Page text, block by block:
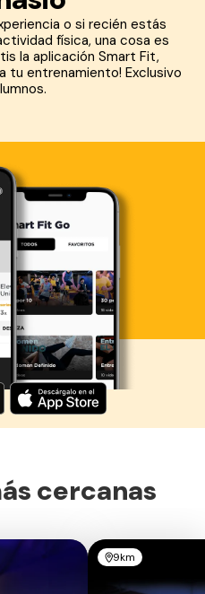
o si recién estás
física, una cosa es
la aplicación Smart Fit,
tu entrenamiento! Exclusivo
lo Smart Fit App
cercanas
9km